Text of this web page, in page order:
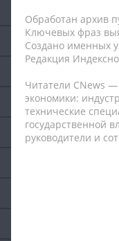
Обработан архив
Ключевых фраз
Создано именных
Редакция
Читатели CNews
экономики:
технические
государственной
руководители и